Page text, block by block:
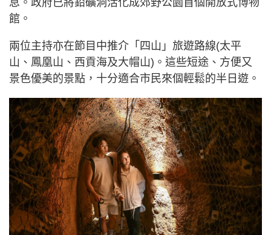
館。
兩位主持亦在節目中推介「四山」旅遊路線(太平
山、鳳凰山、西貢海及大帽山)。這些短途、方便又
景色優美的景點，十分適合市民來個輕鬆的半日遊。